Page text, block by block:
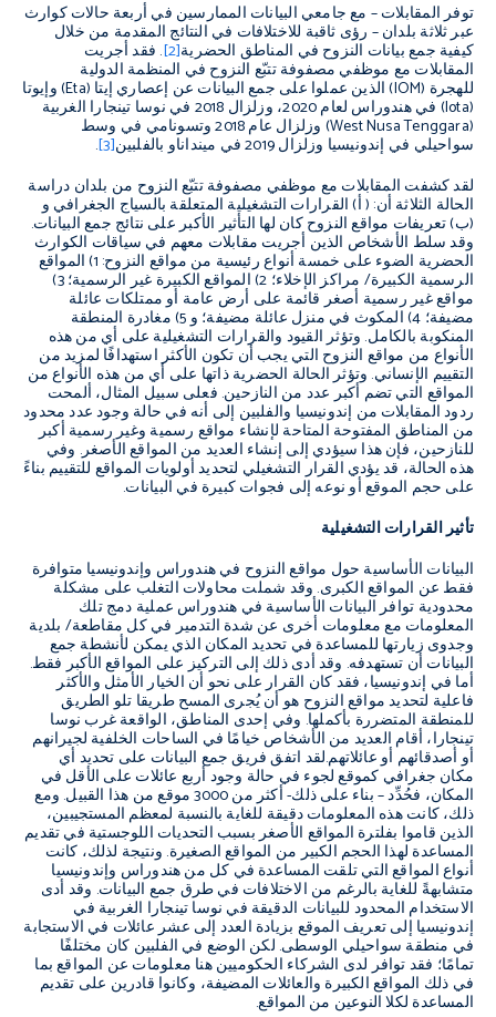
توفر المقابلات – مع جامعي البيانات الممارسين في أربعة حالات كوارث
عبر ثلاثة بلدان – رؤى ثاقبة للاختلافات في النتائج المقدمة من خلال
كيفية جمع بيانات النزوح في المناطق الحضرية[2]. فقد أجريت
المقابلات مع موظفي مصفوفة تتبّع النزوح في المنظمة الدولية
للهجرة (IOM)الذين عملوا على جمع البيانات عن إعصاري إيتا (Eta) وإيوتا
(
Iota ) في هندوراس لعام 2020، وزلزال 2018 في نوسا تينجارا الغربية
(
West Nusa Tenggara ) وزلزال عام 2018 وتسونامي في وسط
سواحيلي في إندونيسيا وزلزال 2019 في مينداناو بالفلبين [3]
.
لقد كشفت المقابلات مع موظفي مصفوفة تتبّع النزوح من بلدان دراسة
الحالة الثلاثة أن: ( أ) القرارات التشغيلية المتعلقة بالسياج الجغرافي و
(ب) تعريفات مواقع النزوح كان لها التأثير الأكبر على نتائج جمع البيانات.
وقد سلط الأشخاص الذين أجريت مقابلات معهم في سياقات الكوارث
الحضرية الضوء على خمسة أنواع رئيسية من مواقع النزوح: 1) المواقع
الرسمية الكبيرة/ مراكز الإخلاء؛ 2) المواقع الكبيرة غير الرسمية؛ 3)
مواقع غير رسمية أصغر قائمة على أرض عامة أو ممتلكات عائلة
مضيفة؛ 4) المكوث في منزل عائلة مضيفة؛ و 5) مغادرة المنطقة
المنكوبة بالكامل. وتؤثر القيود والقرارات التشغيلية على أي من هذه
الأنواع من مواقع النزوح التي يجب أن تكون الأكثر استهدافًا لمزيد من
التقييم الإنساني. وتؤثر الحالة الحضرية ذاتها على أي من هذه الأنواع من
المواقع التي تضم أكبر عدد من النازحين. فعلى سبيل المثال، ألمحت
ردود المقابلات من إندونيسيا والفلبين إلى أنه في حالة وجود عدد محدود
من المناطق المفتوحة المتاحة لإنشاء مواقع رسمية وغير رسمية أكبر
للنازحين، فإن هذا سيؤدي إلى إنشاء العديد من المواقع الأصغر. وفي
هذه الحالة، قد يؤدي القرار التشغيلي لتحديد أولويات المواقع للتقييم بناءً
على حجم الموقع أو نوعه إلى فجوات كبيرة في البيانات.
تأثير القرارات التشغيلية
البيانات الأساسية حول مواقع النزوح في هندوراس وإندونيسيا متوافرة
فقط عن المواقع الكبرى. وقد شملت محاولات التغلب على مشكلة
محدودية توافر البيانات الأساسية في هندوراس عملية دمج تلك
المعلومات مع معلومات أخرى عن شدة التدمير في كل مقاطعة/ بلدية
وجدوى زيارتها للمساعدة في تحديد المكان الذي يمكن لأنشطة جمع
البيانات أن تستهدفه. وقد أدى ذلك إلى التركيز على المواقع الأكبر فقط.
أما في إندونيسيا، فقد كان القرار على نحو أن الخيار الأمثل والأكثر
فاعلية لتحديد مواقع النزوح هو أن يُجرى المسح طريقا تلو الطريق
للمنطقة المتضررة بأكملها. وفي إحدى المناطق، الواقعة غرب نوسا
تينجارا، أقام العديد من الأشخاص خيامًا في الساحات الخلفية لجيرانهم
أو أصدقائهم أو عائلاتهم.لقد اتفق فريق جمع البيانات على تحديد أي
مكان جغرافي كموقع لجوء في حالة وجود أربع عائلات على الأقل في
المكان، فحُدِّد – بناء على ذلك- أكثر من 3000 موقع من هذا القبيل. ومع
ذلك، كانت هذه المعلومات دقيقة للغاية بالنسبة لمعظم المستجيبين،
الذين قاموا بفلترة المواقع الأصغر بسبب التحديات اللوجستية في تقديم
المساعدة لهذا الحجم الكبير من المواقع الصغيرة. ونتيجة لذلك، كانت
أنواع المواقع التي تلقت المساعدة في كل من هندوراس وإندونيسيا
متشابهةً للغاية بالرغم من الاختلافات في طرق جمع البيانات. وقد أدى
الاستخدام المحدود للبيانات الدقيقة في نوسا تينجارا الغربية في
إندونيسيا إلى تعريف الموقع بزيادة العدد إلى عشر عائلات في الاستجابة
في منطقة سواحيلي الوسطى. لكن الوضع في الفلبين كان مختلفًا
تمامًا؛ فقد توافر لدى الشركاء الحكوميين هنا معلومات عن المواقع بما
في ذلك المواقع الكبيرة والعائلات المضيفة، وكانوا قادرين على تقديم
المساعدة لكلا النوعين من المواقع.